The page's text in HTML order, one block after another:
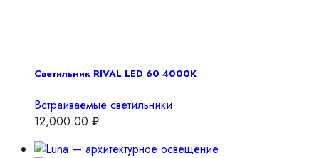
Светильник RIVAL LED 60 4000K
Встраиваемые светильники
12,000.00 ₽